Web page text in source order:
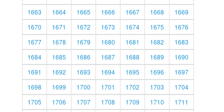
1663
1664 1665 1666 1667 1668
1669
1670
1671 1672 1673 1674 1675
1676
1677
1678 1679 1680 1681 1682
1683
1684
1685 1686 1687 1688 1689
1690
1691
1692 1693 1694 1695 1696
1697
1698
1699 1700 1701 1702 1703
1704
1705
1706 1707 1708 1709 1710
1711